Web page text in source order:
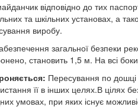
відповідно до тих
та шкільних установах, а
виробу.
загальної безпеки
становить 1,5 м. На всі боки
Пересування по
її в інших целях.В цілях
умовах, при яких існує